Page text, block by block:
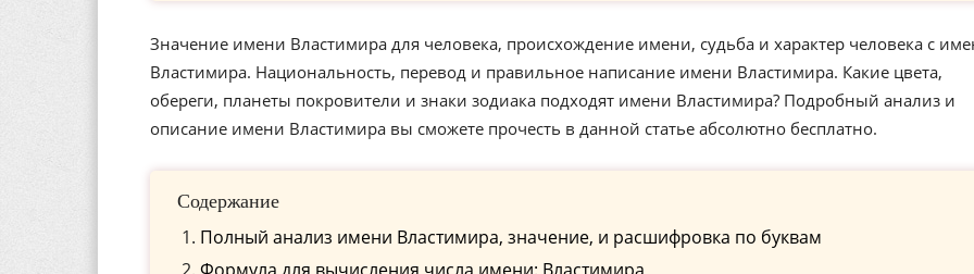
Значение имени Властимира для человека, происхождение имени, судьба и характер человека с
Властимира. Национальность, перевод и правильное написание имени Властимира. Какие цвета,
обереги, планеты покровители и знаки зодиака подходят имени Властимира? Подробный анализ и
описание имени Властимира вы сможете прочесть в данной статье абсолютно бесплатно.
Содержание
Полный анализ имени Властимира, значение, и расшифровка по буквам